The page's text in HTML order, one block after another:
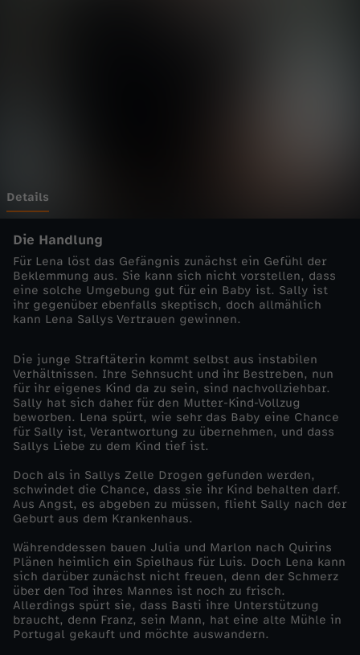
i
n
t
e
r
G
i
t
t
e
r
n
Details
Die Handlung
Für Lena löst das Gefängnis zunächst ein Gefühl der
Beklemmung aus. Sie kann sich nicht vorstellen, dass
eine solche Umgebung gut für ein Baby ist. Sally ist
ihr gegenüber ebenfalls skeptisch, doch allmählich
kann Lena Sallys Vertrauen gewinnen.
Die junge Straftäterin kommt selbst aus instabilen
Verhältnissen. Ihre Sehnsucht und ihr Bestreben, nun
für ihr eigenes Kind da zu sein, sind nachvollziehbar.
Sally hat sich daher für den Mutter-Kind-Vollzug
beworben. Lena spürt, wie sehr das Baby eine Chance
für Sally ist, Verantwortung zu übernehmen, und dass
Sallys Liebe zu dem Kind tief ist.
Doch als in Sallys Zelle Drogen gefunden werden,
schwindet die Chance, dass sie ihr Kind behalten darf.
Aus Angst, es abgeben zu müssen, flieht Sally nach der
Geburt aus dem Krankenhaus.
Währenddessen bauen Julia und Marlon nach Quirins
Plänen heimlich ein Spielhaus für Luis. Doch Lena kann
sich darüber zunächst nicht freuen, denn der Schmerz
über den Tod ihres Mannes ist noch zu frisch.
Allerdings spürt sie, dass Basti ihre Unterstützung
braucht, denn Franz, sein Mann, hat eine alte Mühle in
Portugal gekauft und möchte auswandern.